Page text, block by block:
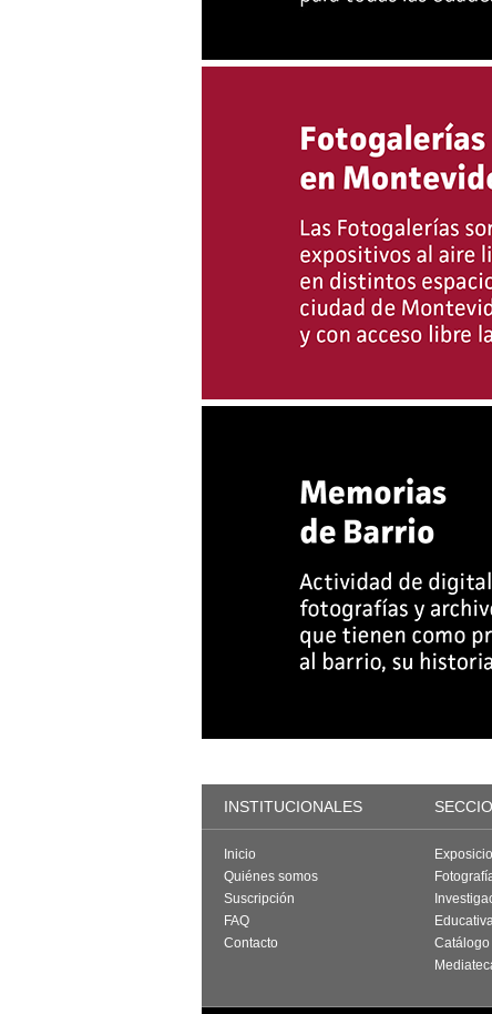
INSTITUCIONALES
Inicio
Quiénes somos
Suscripción
FAQ
Contacto
Catálogo